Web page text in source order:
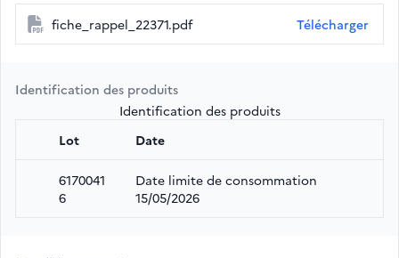
fiche_rappel_22371.pdf
Télécharger
Identification des produits
Identification des produits
Lot
Date
6170041
6
Date limite de consommation
15/05/2026